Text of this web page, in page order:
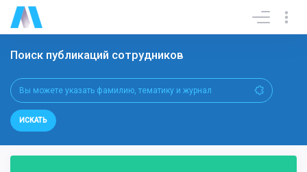
Поиск публикаций сотрудников
ИСКАТЬ